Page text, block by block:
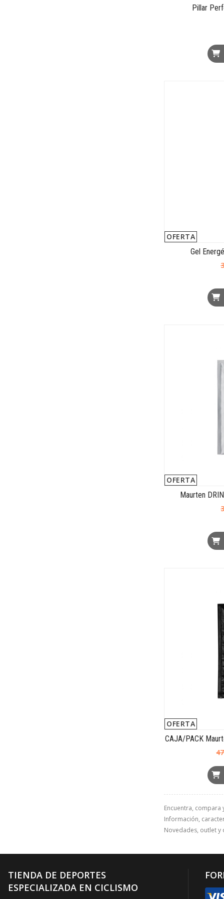
Encuentra,
Información,
Novedades, outlet
Pillar
OFERTA
Gel
OFERTA
Maurten
OFERTA
CAJA/PACK
TIENDA DE DEPORTES
ESPECIALIZADA EN CICLISMO